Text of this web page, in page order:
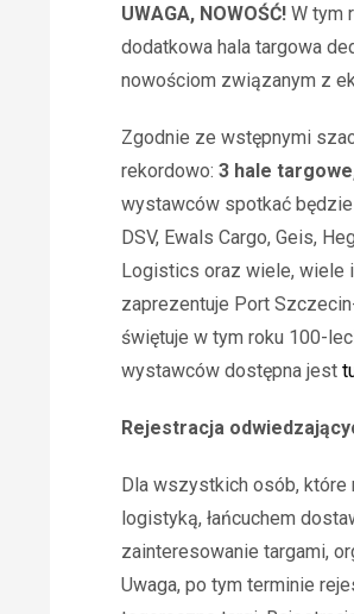
UWAGA, NOWOŚĆ! W tym
dodatkowa hala targowa
nowościom związanym z
Zgodnie ze wstępnymi
rekordowo: 3 hale
wystawców spotkać
DSV, Ewals Cargo, Geis,
Logistics oraz wiele, wiele
zaprezentuje Port
świętuje w tym roku 100-
wystawców dostępna jest
Rejestracja
Dla wszystkich osób, które
logistyką, łańcuchem
zainteresowanie targami,
Uwaga, po tym terminie